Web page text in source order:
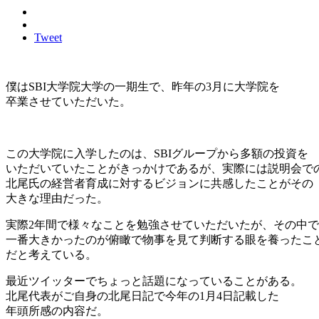
Tweet
僕はSBI大学院大学の一期生で、昨年の3月に大学院を
卒業させていただいた。
この大学院に入学したのは、SBIグループから多額の投資を
いただいていたことがきっかけであるが、実際には説明会で
北尾氏の経営者育成に対するビジョンに共感したことがその
大きな理由だった。
実際2年間で様々なことを勉強させていただいたが、その中で
一番大きかったのが俯瞰で物事を見て判断する眼を養ったこ
だと考えている。
最近ツイッターでちょっと話題になっていることがある。
北尾代表がご自身の北尾日記で今年の1月4日記載した
年頭所感の内容だ。